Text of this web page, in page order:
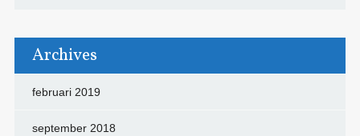
Archives
februari 2019
september 2018